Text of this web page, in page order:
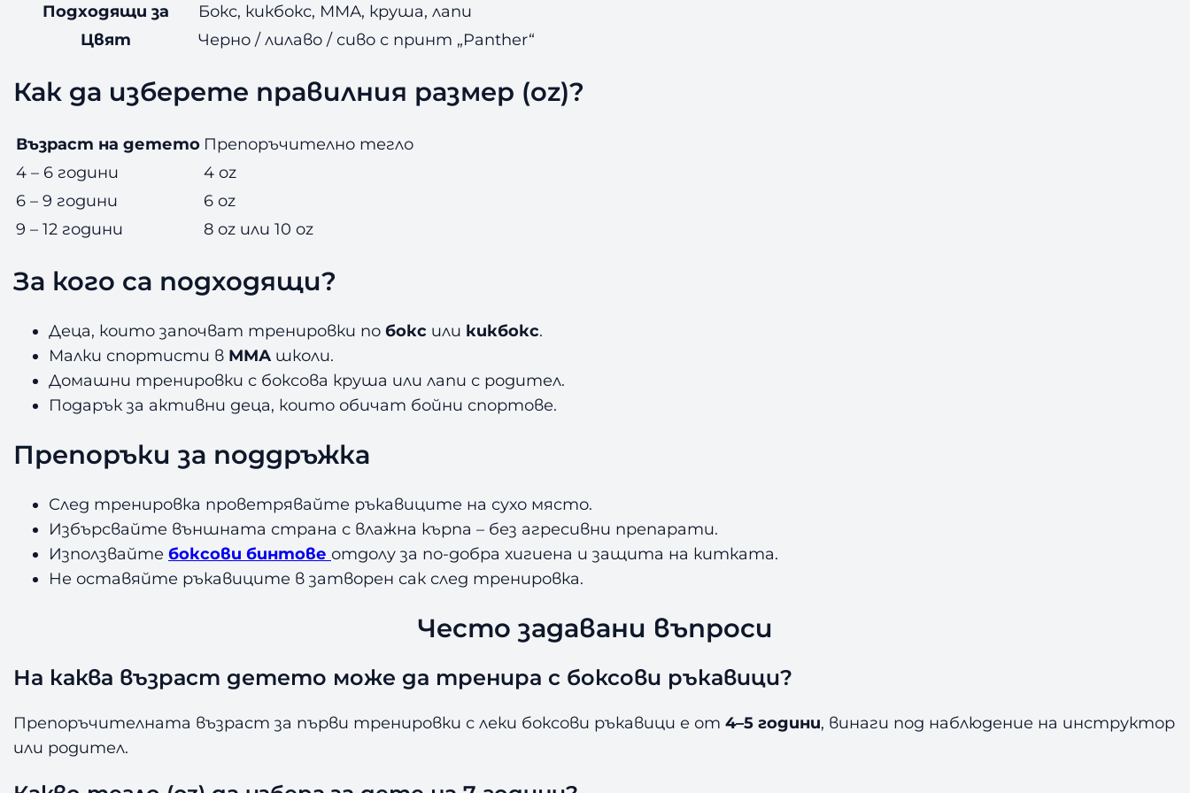
Подходящи за
Бокс, кикбокс, ММА, круша, лапи
Цвят
Черно / лилаво / сиво с принт „Panther“
Как да изберете правилния размер (oz)?
Възраст на детето Препоръчително тегло
4 – 6 години
4 oz
6 – 9 години
6 oz
9 – 12 години
8 oz или 10 oz
За кого са подходящи?
Деца, които започват тренировки побокс или кикбокс.
Малки спортисти в ММА школи.
Домашни тренировки с боксова круша или лапи с родител.
Подарък за активни деца, които обичат бойни спортове.
Препоръки за поддръжка
След тренировка проветрявайте ръкавиците на сухо място.
Избърсвайте външната страна с влажна кърпа – без агресивни препарати.
Използвайте боксови бинтове отдолу за по-добра хигиена и защита на китката.
Не оставяйте ръкавиците в затворен сак след тренировка.
Често задавани въпроси
На каква възраст детето може да тренира с боксови ръкавици?
Препоръчителната възраст за първи тренировки с леки боксови ръкавици е от4–5 години, винаги под наблюдение на инструктор
или родител.